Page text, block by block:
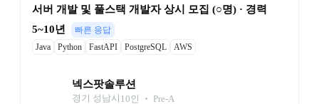
서버 개발 및 풀스택 개발자 상시 모집 (○명) · 경력
5~10년
빠른 응답
Java
Python FastAPI PostgreSQL AWS
넥스팟솔루션
경기 성남시 10인 ‧ Pre-A